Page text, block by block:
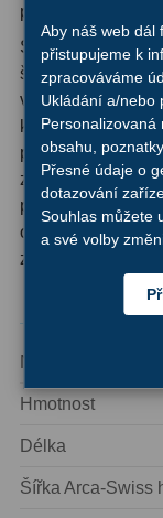
Barlow 4x3
Barlow 5x8
Převracecí4
Hledáčky28
Optické hledáčky
Red Dot
Redukce 1,25" a
pozorování.
Systém využívá
šířkou hranolu 41
většinou
klasickým
prakticky jakýkoli
závitem, včetně
pohledem. Tyč
opatřena
závaží.
Technické
Nosnost
Hmotnost
Délka
Šířka Arca-Swiss
Aby náš web dál
přistupujeme k
zpracováváme
Ukládání a/nebo
obsahu,
Přesné údaje o
dotazování
Souhlas můžete
a své volby